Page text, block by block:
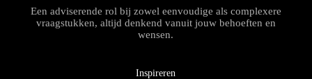
Een adviserende rol bij zowel eenvoudige als complexere
vraagstukken, altijd denkend vanuit jouw behoeften en
wensen.
Inspireren